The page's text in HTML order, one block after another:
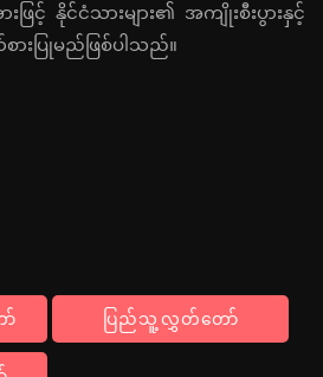
းဖြင့် နိုင်ငံသားများ၏ အကျိုးစီးပွားနှင့်
စားပြုမည်ဖြစ်ပါသည်။
ပြည်သူ့လွှတ်တော်